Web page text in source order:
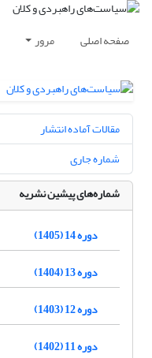
صفحه اصلی مرور
مقالات آماده انتشار
شماره جاری
شماره‌های پیشین نشریه
دوره 14 (1405)
دوره 13 (1404)
دوره 12 (1403)
دوره 11 (1402)